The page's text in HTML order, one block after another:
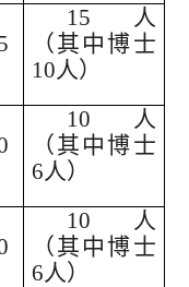
15人
（其中博士
10人）
10人
（其中博士
6人）
10人
（其中博士
6人）